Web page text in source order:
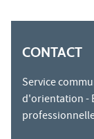
CONTACT
Service
d'orientation -